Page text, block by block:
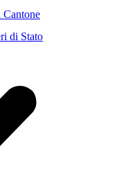
Cantone
di Stato